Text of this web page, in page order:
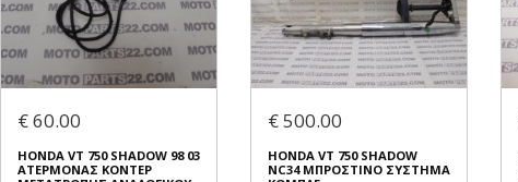
€ 60.00
HONDA VT 750 SHADOW 98 03
ΑΤΕΡΜΟΝΑΣ ΚΟΝΤΕΡ
€ 500.00
HONDA VT 750 SHADOW
NC34 ΜΠΡΟΣΤΙΝΟ ΣΥΣΤΗΜΑ